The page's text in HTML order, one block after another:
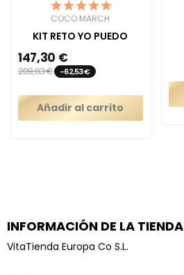
COCÓ MARCH
KIT RETO YO PUEDO
147,30 €
209,83 € -62,53 €
Añadir al carrito
INFORMACIÓN DE LA TIENDA
VitaTienda Europa Co S.L.